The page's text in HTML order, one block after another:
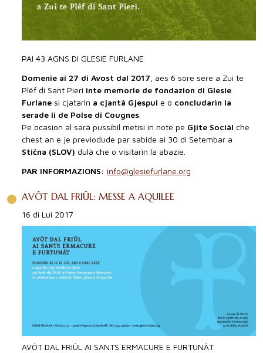
PAI 43 AGNS DI GLESIE FURLANE
Domenie ai 27 di Avost dal 2017 , aes 6 sore sere a Zui te
Plêf di Sant Pieri inte memorie de fondazion di Glesie
Furlane si cjatarìn a cjantâ Gjespui e o concludarìn la
serade li de Polse di Cougnes
Pe ocasion al sarà pussibil metisi in note pe Gjite Sociâl che
chest an e je previodude par sabide ai 30 di Setembar a
Stična (SLOV) dulà che o visitarìn la abazie.
PAR INFORMAZIONS: info@glesiefurlane.org
AVÔT DAL FRIÛL: MESSE A AQUILEE
16 di Lui 2017
AVÔT DAL FRIÛL AI SANTS ERMACURE E FURTUNÂT